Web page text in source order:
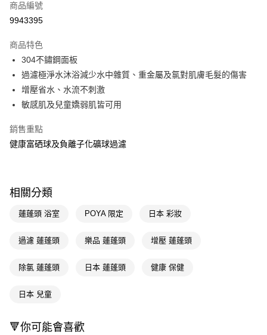
信用卡一次付款
LINE Pay
Apple Pay
街口支付
悠遊付
Google Pay
【關於「AFTEE先享後付」】
便利好安心！
２．便利：只要手機號碼，簡訊認證，即可結帳。
【「AFTEE先享後付」結帳流程】
結帳頁面，進行簡訊認證並確認金額後，即可完成結帳。
ATM／網路銀行／等多元方式進行付款，方視為交易完成。
每筆NT$65，滿NT$390(含以上)免運費
付款後全家取貨
萊爾富取貨付款
商品編號
9943395
商品特色
304不鏽鋼面板
過濾極淨水沐浴減少水中雜質、重金屬及氯對肌膚毛髮的傷害
增壓省水、水流不刺激
敏感肌及兒童嬌弱肌皆可用
銷售重點
健康富硒球及負離子化礦球過濾
相關分類
蓮蓬頭 浴室 POYA 限定 日本 彩妝
過濾 蓮蓬頭 樂品 蓮蓬頭 增壓 蓮蓬頭
除氯 蓮蓬頭 日本 蓮蓬頭 健康 保健
日本 兒童
🔻你可能會喜歡